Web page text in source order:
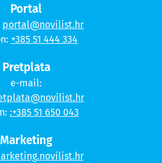
Portal
portal@novilist.hr
+385 51 444 334
Pretplata
e-mail:
:+385 51 650 043
Marketing